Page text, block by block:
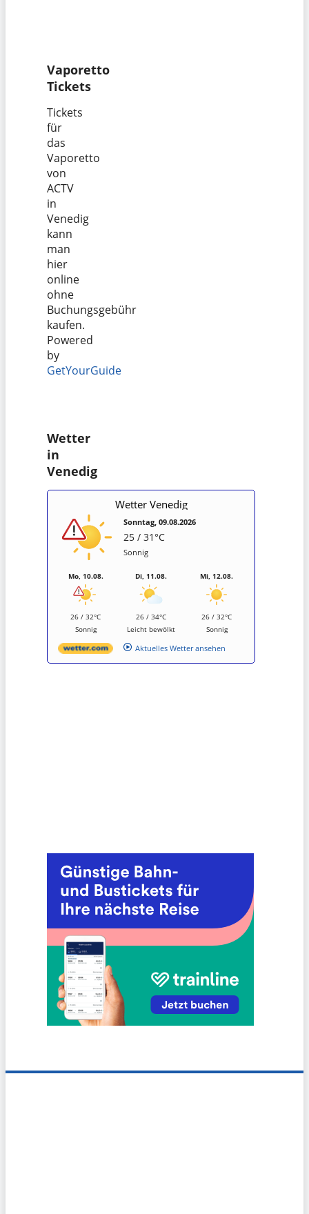
Vaporetto
Tickets
Tickets
für
das
Vaporetto
von
ACTV
in
Venedig
kann
man
hier
online
ohne
Buchungsgebühr
kaufen.
Powered
by
GetYourGuide
Wetter
in
Venedig
Wetter Venedig
Sonntag, 09.08.2026
25 / 31°C
Sonnig
Mo, 10.08.
26 / 32°C
Sonnig
Di, 11.08.
26 / 34°C
Leicht bewölkt
Mi, 12.08.
26 / 32°C
Sonnig
Aktuelles Wetter ansehen